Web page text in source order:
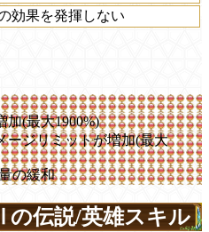
効果を発揮しない
加(最大1900%)
ージリミットが増加(最大
の緩和
伝説/英雄スキル